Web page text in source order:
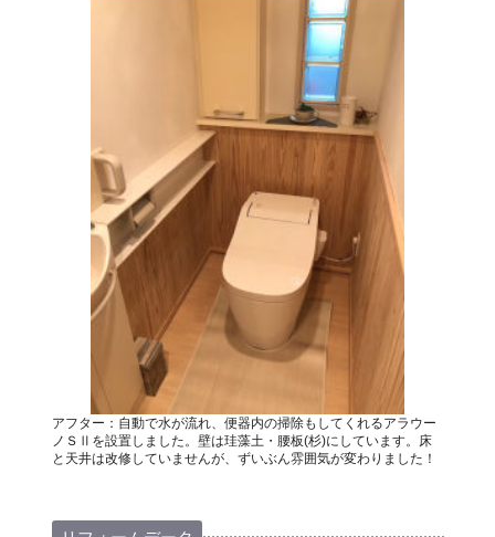
アフター：自動で水が流れ、便器内の掃除もしてくれるアラウー
ノＳⅡを設置しました。壁は珪藻土・腰板(杉)にしています。床
と天井は改修していませんが、ずいぶん雰囲気が変わりました！